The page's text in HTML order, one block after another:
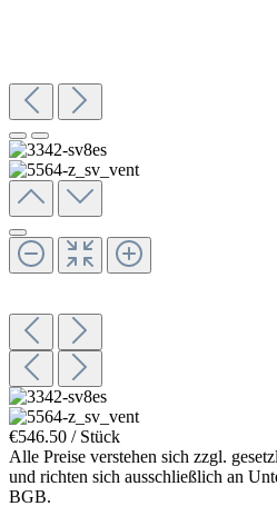
€546.50 / Stück
Alle Preise verstehen sich zzgl.
und richten sich ausschließlich an
BGB.